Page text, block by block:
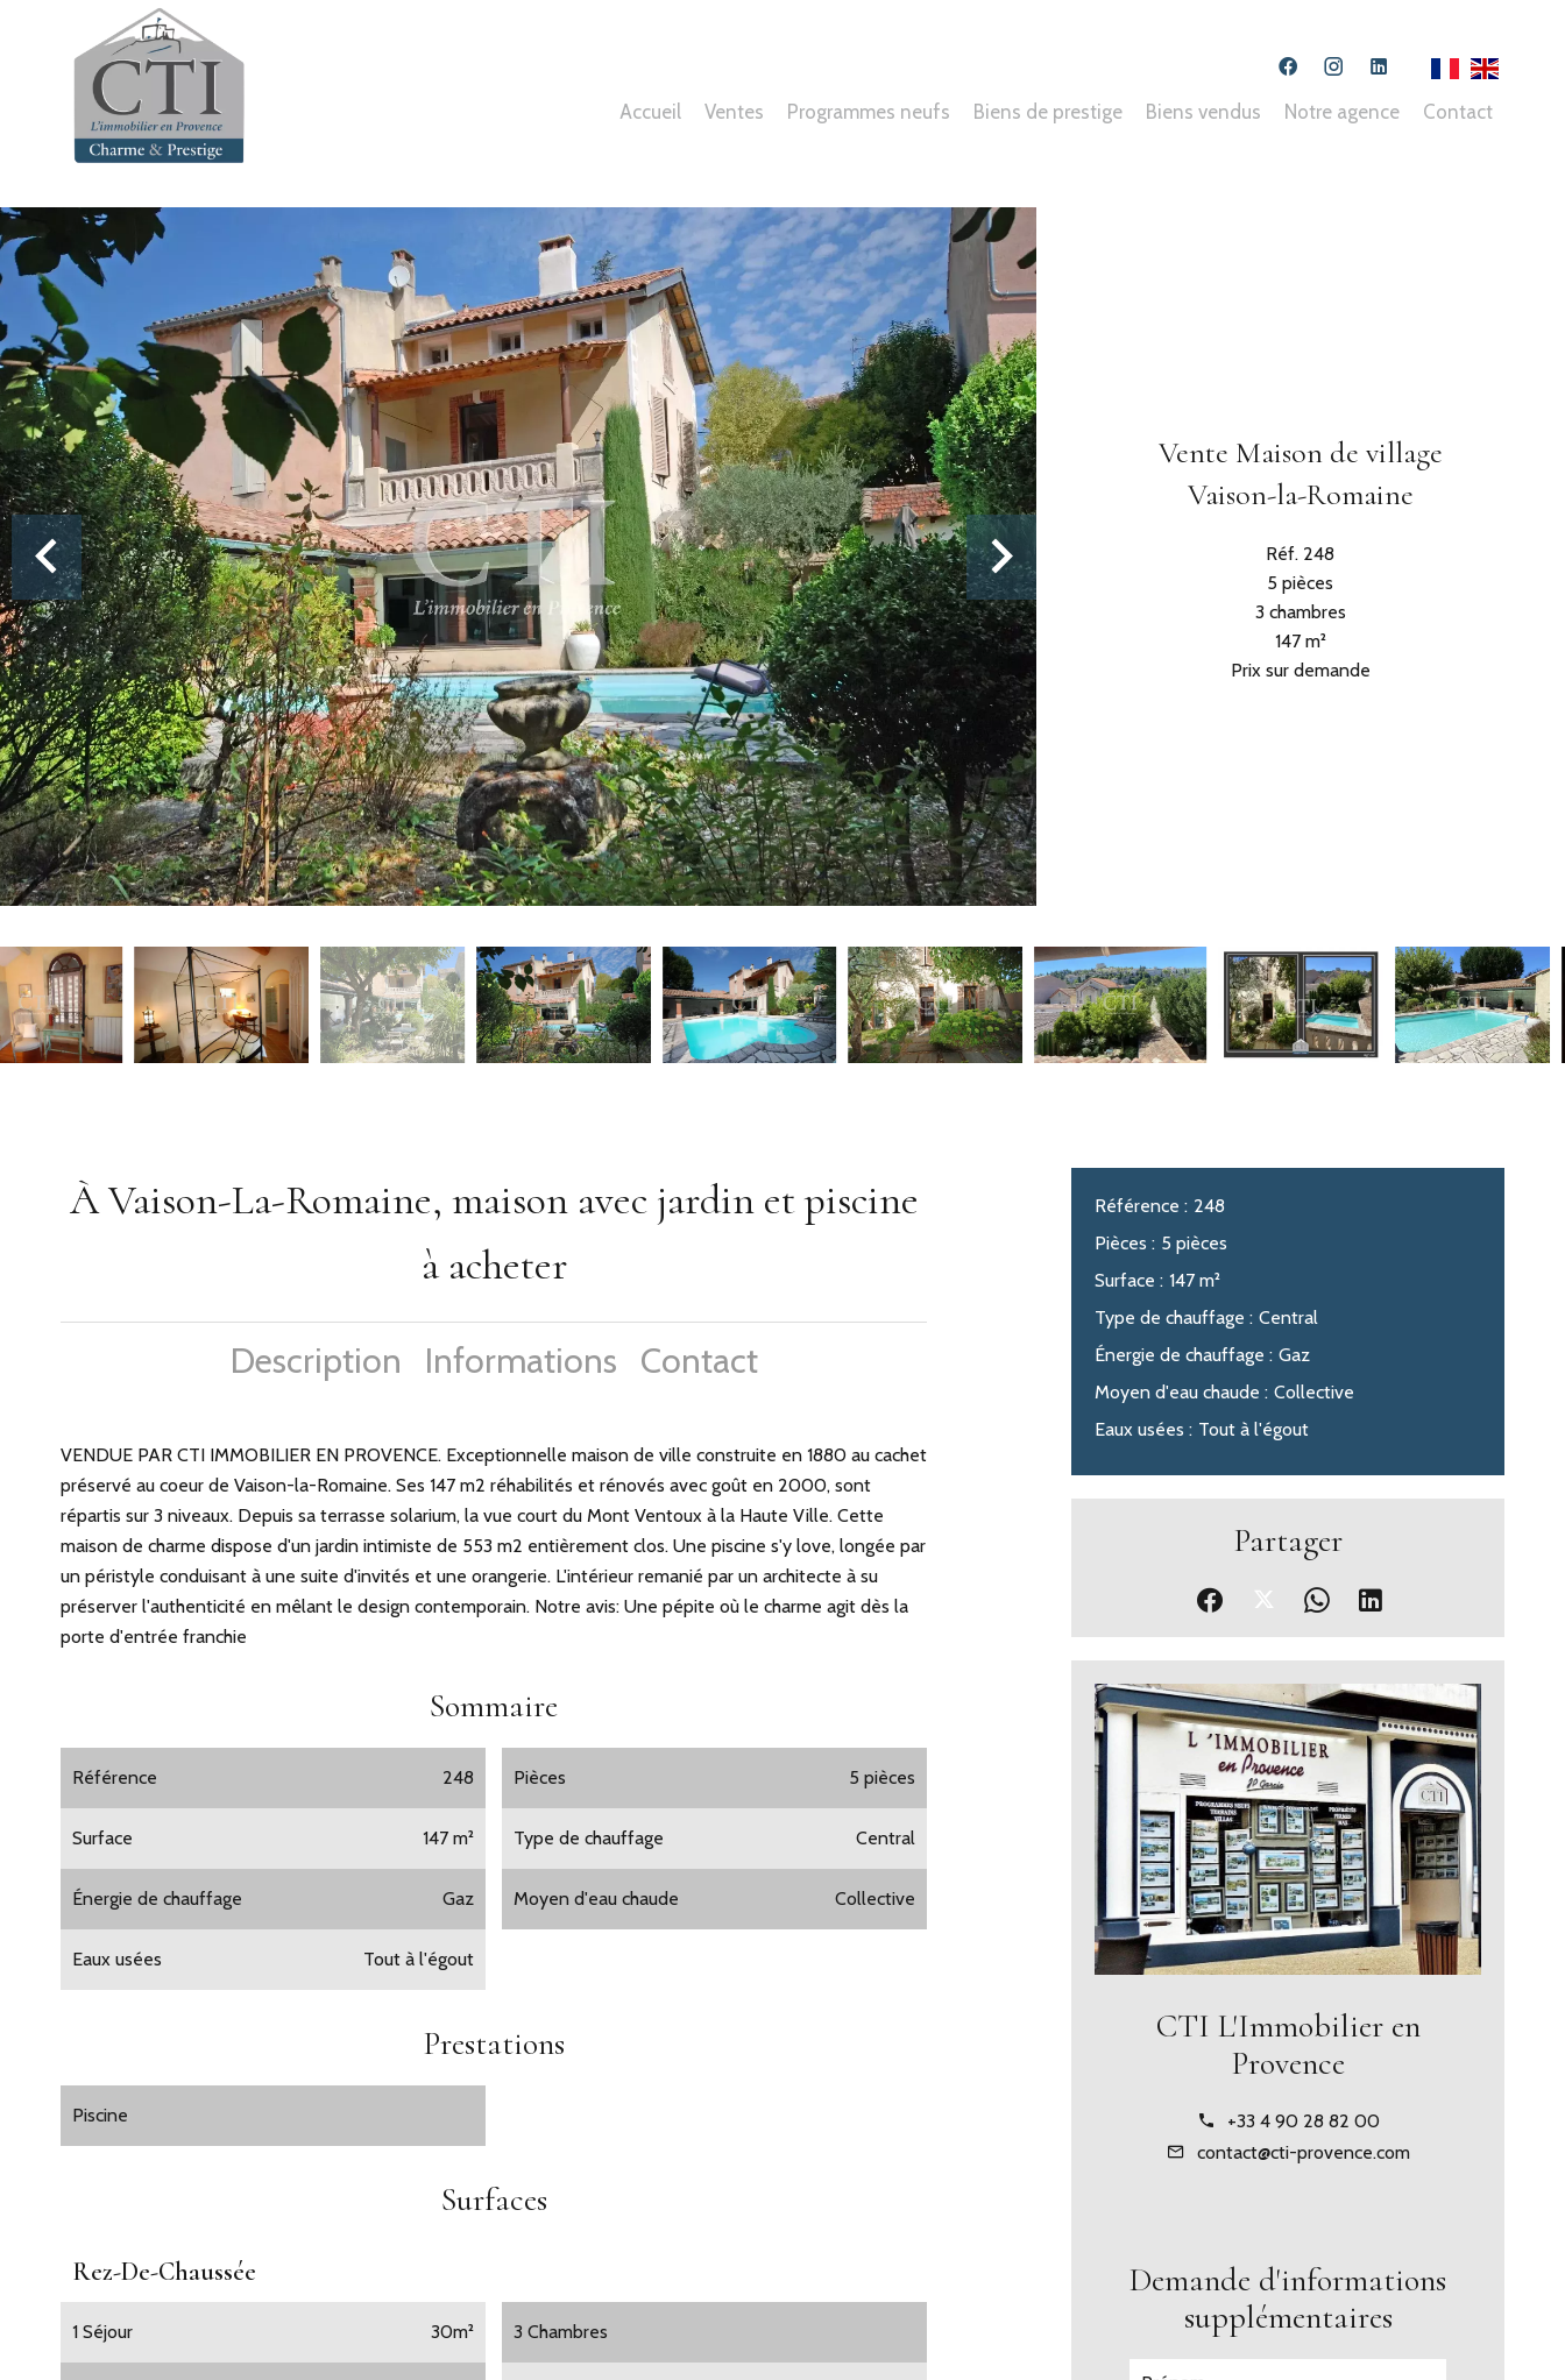
Accueil Ventes Programmes neufs Biens de prestige Biens vendus Notre agence Contact
Vente Maison de village
Vaison-la-Romaine
Réf. 248
5 pièces
3 chambres
147 m²
Prix sur demande
À Vaison-La-Romaine, maison avec jardin et piscine
à acheter
Description Informations Contact
VENDUE PAR CTI IMMOBILIER EN PROVENCE. Exceptionnelle maison de ville construite en 1880 au cachet
préservé au coeur de Vaison-la-Romaine. Ses 147 m2 réhabilités et rénovés avec goût en 2000, sont
répartis sur 3 niveaux. Depuis sa terrasse solarium, la vue court du Mont Ventoux à la Haute Ville. Cette
maison de charme dispose d'un jardin intimiste de 553 m2 entièrement clos. Une piscine s'y love, longée par
un péristyle conduisant à une suite d'invités et une orangerie. L'intérieur remanié par un architecte à su
préserver l'authenticité en mêlant le design contemporain. Notre avis: Une pépite où le charme agit dès la
porte d'entrée franchie
Sommaire
Référence 248 Pièces 5 pièces
Surface 147 m² Type de chauffage Central
Énergie de chauffage Gaz Moyen d'eau chaude Collective
Eaux usées Tout à l'égout
Prestations
Piscine
Surfaces
Rez-De-Chaussée
3 Chambres
1 Séjour 30m²
Référence
248
Pièces
5 pièces
Surface
147 m²
Type de chauffage
Central
Énergie de chauffage
Gaz
Moyen d'eau chaude
Collective
Eaux usées
Tout à l'égout
Partager
CTI L'Immobilier en
Provence
+33 4 90 28 82 00
contact@cti-provence.com
Demande d'informations
supplémentaires